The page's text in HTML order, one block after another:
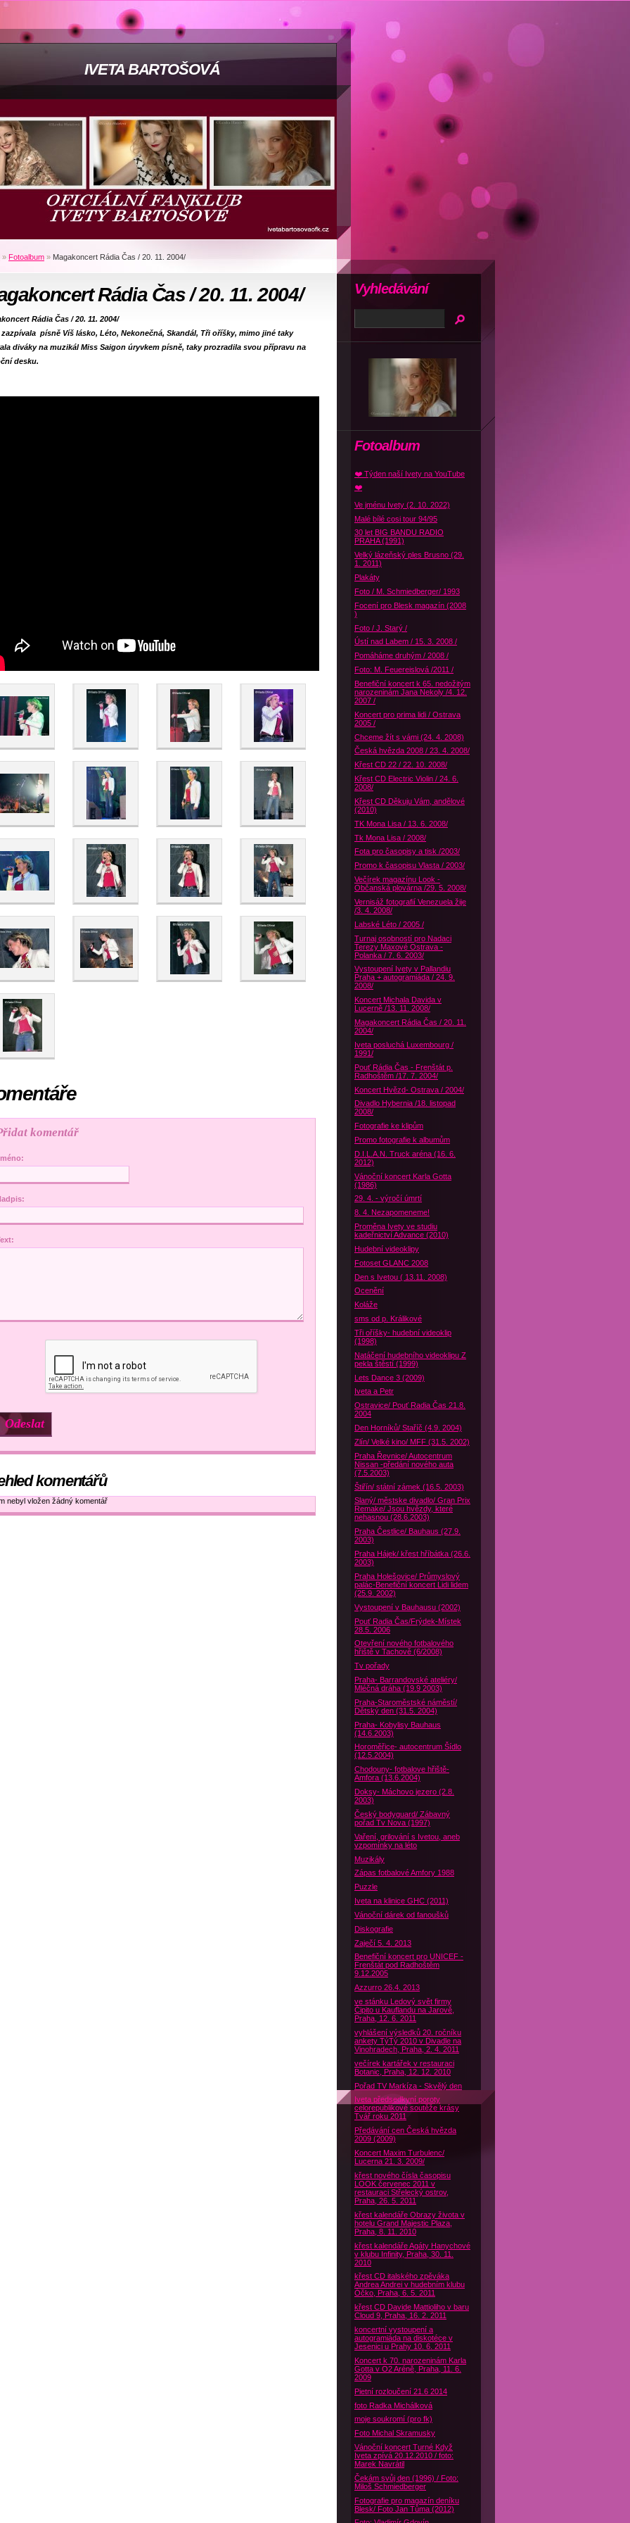
IVETA BARTOŠOVÁ
» Fotoalbum » Magakoncert Rádia Čas / 20. 11. 2004/
Rádia Čas / 20. 11. 2004/
Rádia Čas / 20. 11. 2004/
zazpívala písně Víš lásko, Léto, Nekonečná, Skandál, Tři oříšky, mimo jiné taky
diváky na muzikál Miss Saigon úryvkem písně, taky prozradila svou přípravu na
desku.
komentář
komentářů
nebyl vložen žádný komentář
Fotoalbum
❤️ Týden naší Ivety na YouTube
❤️
Ve jménu Ivety (2. 10. 2022)
Malé bílé cosi tour 94/95
30 let BIG BANDU RADIO
PRAHA (1991)
Velký lázeňský ples Brusno (29.
1. 2011)
Plakáty
Foto / M. Schmiedberger/ 1993
Focení pro Blesk magazín (2008
)
Foto / J. Starý /
Ústí nad Labem / 15. 3. 2008 /
Pomáháme druhým / 2008 /
Foto: M. Feuereislová /2011 /
Benefiční koncert k 65. nedožitým
narozeninám Jana Nekoly /4. 12.
2007 /
Koncert pro prima lidi / Ostrava
2005 /
Chceme žít s vámi (24. 4. 2008)
Česká hvězda 2008 / 23. 4. 2008/
Křest CD 22 / 22. 10. 2008/
Křest CD Electric Violin / 24. 6.
2008/
Křest CD Děkuju Vám, andělové
(2010)
TK Mona Lisa / 13. 6. 2008/
Tk Mona Lisa / 2008/
Fota pro časopisy a tisk /2003/
Promo k časopisu Vlasta / 2003/
Večírek magazínu Look -
Občanská plovárna /29. 5. 2008/
Vernisáž fotografií Venezuela žije
/3. 4. 2008/
Labské Léto / 2005 /
Turnaj osobností pro Nadaci
Terezy Maxové Ostrava -
Polanka / 7. 6. 2003/
Vystoupení Ivety v Pallandiu
Praha + autogramiáda / 24. 9.
2008/
Koncert Michala Davida v
Lucerně /13. 11. 2008/
Magakoncert Rádia Čas / 20. 11.
2004/
Iveta posluchá Luxembourg /
1991/
Pouť Rádia Čas - Frenštát p.
Radhoštěm /17. 7. 2004/
Koncert Hvězd- Ostrava / 2004/
Divadlo Hybernia /18. listopad
2008/
Fotografie ke klipům
Promo fotografie k albumům
D.I.L.A.N. Truck aréna (16. 6.
2012)
Vánoční koncert Karla Gotta
(1986)
29. 4. - výročí úmrtí
8. 4. Nezapomeneme!
Proměna Ivety ve studiu
kadeřnictví Advance (2010)
Hudební videoklipy
Fotoset GLANC 2008
Den s Ivetou ( 13.11. 2008)
Ocenění
Koláže
sms od p. Králikové
Tři oříšky- hudební videoklip
(1998)
Natáčení hudebního videoklipu Z
pekla štěstí (1999)
Lets Dance 3 (2009)
Iveta a Petr
Ostravice/ Pouť Radia Čas 21.8.
2004
Den Horníků/ Staříč (4.9. 2004)
Zlín/ Velké kino/ MFF (31.5. 2002)
Praha Řevnice/ Autocentrum
Nissan -předání nového auta
(7.5.2003)
Štiřín/ státní zámek (16.5. 2003)
Slaný/ městske divadlo/ Gran Prix
Remake/ Jsou hvězdy, které
nehasnou (28.6.2003)
Praha Čestlice/ Bauhaus (27.9.
2003)
Praha Hájek/ křest hříbátka (26.6.
2003)
Praha Holešovice/ Průmyslový
palác-Benefiční koncert Lidi lidem
(25.9. 2002)
Vystoupení v Bauhausu (2002)
Pouť Radia Čas/Frýdek-Místek
28.5. 2006
Otevření nového fotbalového
hřiště v Tachově (6/2008)
Tv pořady
Praha- Barrandovské ateliéry/
Mléčná dráha (19.9 2003)
Praha-Staroměstské náměstí/
Dětský den (31.5. 2004)
Praha- Kobylisy Bauhaus
(14.6.2003)
Horoměřice- autocentrum Šídlo
(12.5.2004)
Chodouny- fotbalove hřiště-
Amfora (13.6.2004)
Doksy- Máchovo jezero (2.8.
2003)
Český bodyguard/ Zábavný
pořad Tv Nova (1997)
Vaření, grilování s Ivetou, aneb
vzpomínky na léto
Muzikály
Zápas fotbalové Amfory 1988
Puzzle
Iveta na klinice GHC (2011)
Vánoční dárek od fanoušků
Diskografie
Zaječí 5. 4. 2013
Benefiční koncert pro UNICEF -
Frenštát pod Radhoštěm
9.12.2005
Azzurro 26.4. 2013
ve stánku Ledový svět firmy
Čipito u Kauflandu na Jarově,
Praha, 12. 6. 2011
vyhlášení výsledků 20. ročníku
ankety TýTý 2010 v Divadle na
Vinohradech, Praha, 2. 4. 2011
večírek kartářek v restauraci
Botanic, Praha, 12. 12. 2010
Pořad TV Markíza - Skvělý den
Iveta předsedkyní poroty
celorepublikové soutěže krásy
Tvář roku 2011
Předávání cen Česká hvězda
2009 (2009)
Koncert Maxim Turbulenc/
Lucerna 21. 3. 2009/
křest nového čísla časopisu
LOOK červenec 2011 v
restauraci Střelecký ostrov,
Praha, 26. 5. 2011
křest kalendáře Obrazy života v
hotelu Grand Majestic Plaza,
Praha, 8. 11. 2010
křest kalendáře Agáty Hanychové
v klubu Infinity, Praha, 30. 11.
2010
křest CD italského zpěváka
Andrea Andrei v hudebním klubu
Óčko, Praha, 6. 5. 2011
křest CD Davide Mattioliho v baru
Cloud 9, Praha, 16. 2. 2011
koncertní vystoupení a
autogramiáda na diskotéce v
Jesenici u Prahy 10. 6. 2011
Koncert k 70. narozeninám Karla
Gotta v O2 Aréně, Praha, 11. 6.
2009
Pietní rozloučení 21.6 2014
foto Radka Michálková
moje soukromí (pro fk)
Foto Michal Skramusky
Vánoční koncert Turné Když
Iveta zpívá 20.12.2010 / foto:
Marek Navrátil
Čekám svůj den (1996) / Foto:
Miloš Schmiedberger
Fotografie pro magazín deníku
Blesk/ Foto Jan Tůma (2012)
Vyhledávání